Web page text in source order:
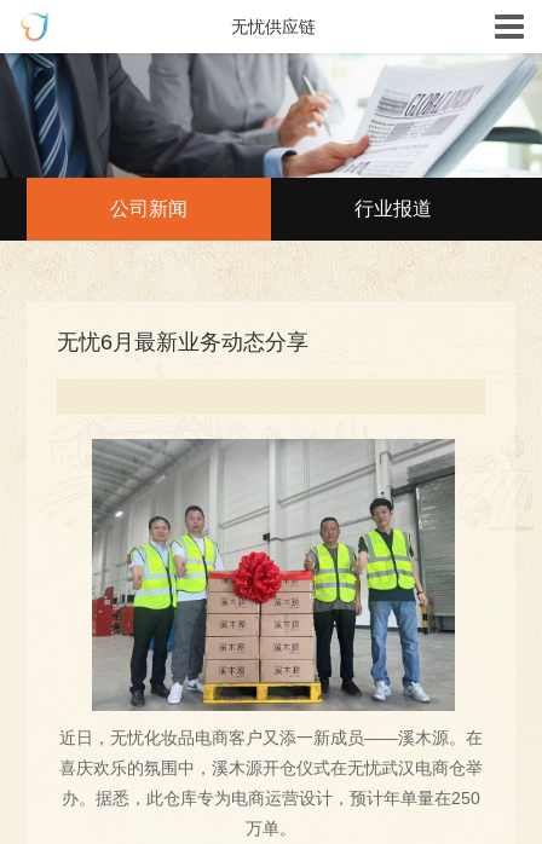
公司新闻 行业报道
无忧6月最新业务动态分享
近日，无忧化妆品电商客户又添一新成员——溪木源。在
喜庆欢乐的氛围中，溪木源开仓仪式在无忧武汉电商仓举
办。据悉，此仓库专为电商运营设计，预计年单量在250
万单。
无忧供应链